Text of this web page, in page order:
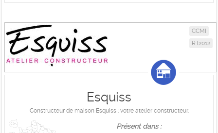
CCMI
RT2012
Esquiss
Constructeur de maison Esquiss : votre atelier constructeur.
Présent dans :